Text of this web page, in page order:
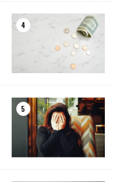
4
5